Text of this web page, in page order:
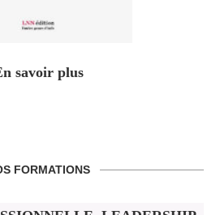
savoir plus
FORMATIONS